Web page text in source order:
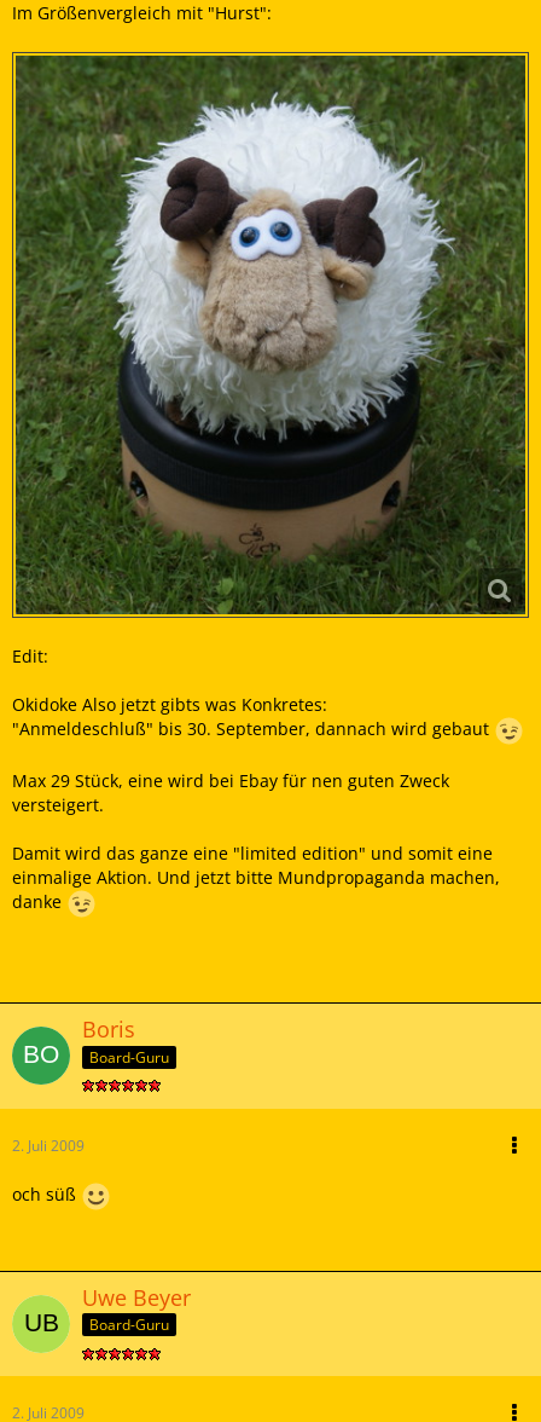
Im Größenvergleich mit "Hurst":
Edit:
Okidoke Also jetzt gibts was Konkretes:
"Anmeldeschluß" bis 30. September, dannach wird gebaut
Max 29 Stück, eine wird bei Ebay für nen guten Zweck
versteigert.
Damit wird das ganze eine "limited edition" und somit eine
einmalige Aktion. Und jetzt bitte Mundpropaganda machen,
danke
Boris
Board-Guru
2. Juli 2009
och süß
Uwe Beyer
Board-Guru
2. Juli 2009